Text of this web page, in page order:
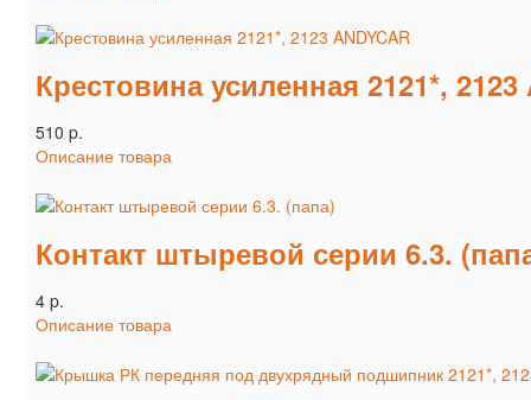
Крестовина усиленная 2121*, 2123
510 p.
Описание товара
Контакт штыревой серии 6.3.
4 p.
Описание товара